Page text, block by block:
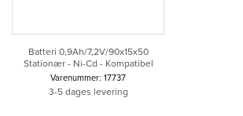
Batteri 0,9Ah/7,2V/90x15x50
Stationær - Ni-Cd - Kompatibel
Varenummer: 17737
3-5 dages levering